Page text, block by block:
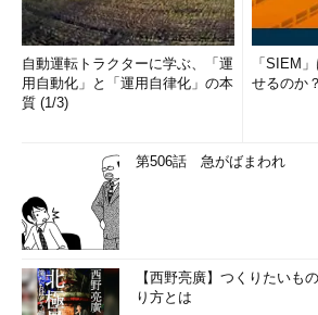
る。
Snipping Toolのマークアップ・ウィンド
などを描いたキャプチャー画像は、PNG、
が追加されるのはInternet Explorerの画面
チャーをMHT形式で保存したときだけなの
のほかのファイル形式ではURLは追加され
リンクになっており、URL部分をクリック
ージを開くことができる。
自動運転トラクターに学ぶ、「運
用自動化」と「運用自律化」の本
質 (1/3)
「SIEM
せるのか
第506話 急がばまわれ
【西野亮廣】つくりたいも
り方とは